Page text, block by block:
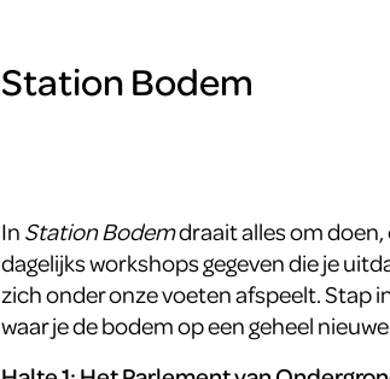
Station Bodem
In Station Bodemdraait alles om
dagelijks workshops gegeven die je
zich onder onze voeten afspeelt. Stap
waar je de bodem op een geheel